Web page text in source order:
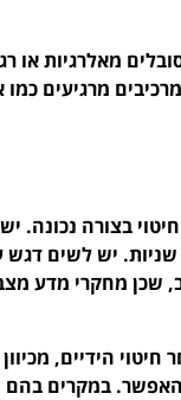
מאלרגיות או
בצורה נכונה.
הידיים ולשפשף את הידיים זו בזו
שכן מחקרי מדע
הידיים,
במקרים בהם